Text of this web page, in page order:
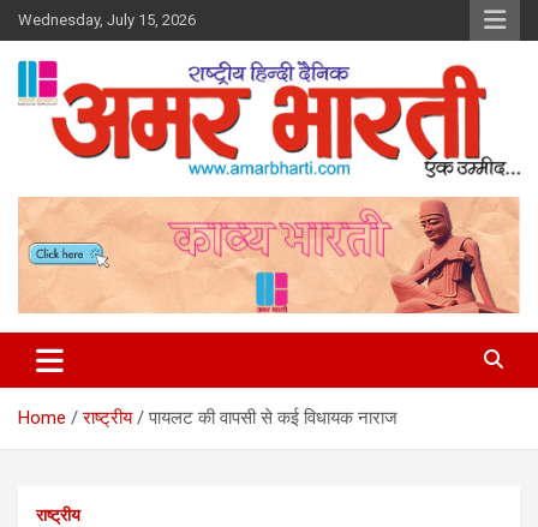
Skip
to
content
Wednesday, July 15, 2026
Amar Bharti Media Group
Home राष्ट्रीय पायलट की वापसी से कई विधायक नाराज
राष्ट्रीय